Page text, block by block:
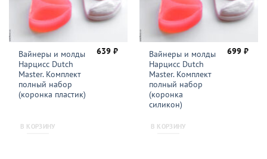
Вайнеры и молды
Нарцисс Dutch
Master. Комплект
полный набор
(коронка пластик)
639 ₽
В КОРЗИНУ
Вайнеры и молды
Нарцисс Dutch
Master. Комплект
полный набор
(коронка
силикон)
699 ₽
В КОРЗИНУ